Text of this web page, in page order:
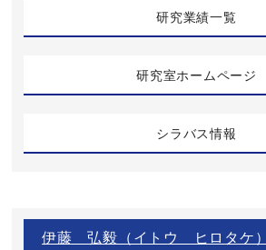
研究業績一覧
研究室ホームページ
シラバス情報
伊藤 弘毅（イトウ ヒロタケ）